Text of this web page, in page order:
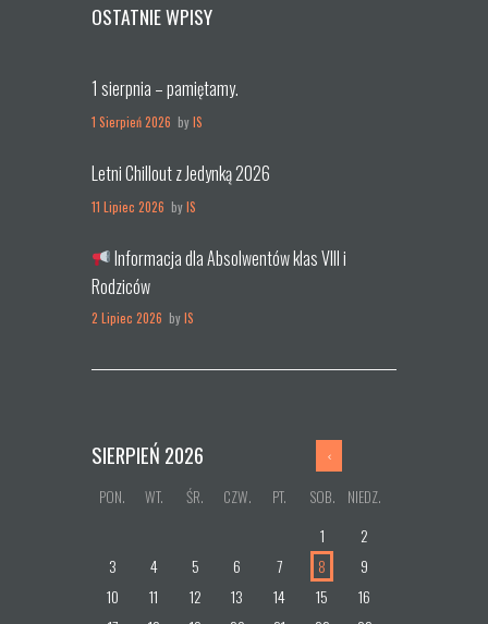
OSTATNIE WPISY
1 sierpnia – pamiętamy.
1 Sierpień 2026 byIS
Letni Chillout z Jedynką 2026
11 Lipiec 2026 byIS
Informacja dla Absolwentów klas VIII i
Rodziców
2 Lipiec 2026 byIS
SIERPIEŃ 2026
PON. WT. ŚR. CZW. PT. SOB. NIEDZ.
1
2
3
4 5 6 7 8
9
10
11 12 13 14 15
16